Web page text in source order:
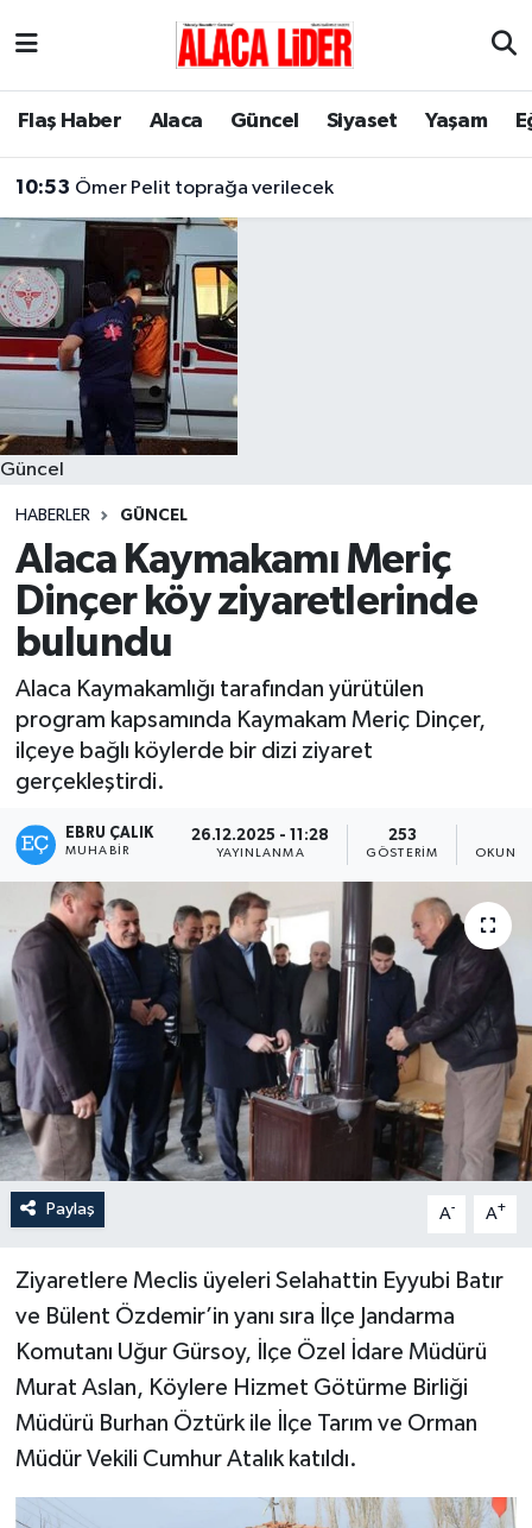
Flaş Haber Alaca Güncel Siyaset Yaşam
10:53 Ömer Pelit toprağa verilecek
Güncel
HABERLER GÜNCEL
Alaca Kaymakamı Meriç
Dinçer köy ziyaretlerinde
bulundu
Alaca Kaymakamlığı tarafından yürütülen
program kapsamında Kaymakam Meriç Dinçer,
ilçeye bağlı köylerde bir dizi ziyaret
gerçekleştirdi.
EBRU ÇALIK
MUHABIR
26.12.2025 - 11:28
YAYINLANMA
253
GÖSTERIM
Paylaş A- A+
Ziyaretlere Meclis üyeleri Selahattin Eyyubi Batır
ve Bülent Özdemir’in yanı sıra İlçe Jandarma
Komutanı Uğur Gürsoy, İlçe Özel İdare Müdürü
Murat Aslan, Köylere Hizmet Götürme Birliği
Müdürü Burhan Öztürk ile İlçe Tarım ve Orman
Müdür Vekili Cumhur Atalık katıldı.
Çorum Nöbetçi Eczaneler
Çorum Trafik Yoğunluk Haritası
Süper Lig Puan Durumu ve Fikstür
Tüm Manşetler
Son Dakika Haberleri
Haber Arşivi